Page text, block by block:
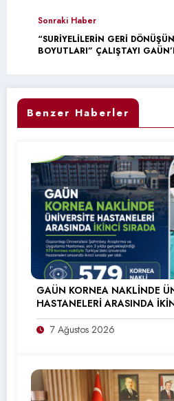
Sonraki Haber
“SURİYELİLERİN GERİ
BOYUTLARI” ÇALIŞTAYI
Benzer Haberler
GAÜN KORNEA NAKLİNDE
HASTANELERİ ARASINDA
7 Ağustos 2026